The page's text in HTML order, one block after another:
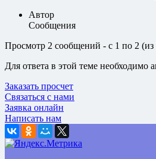
Автор
Сообщения
Просмотр 2 сообщений - с 1 по 2 (из
Для ответа в этой теме необходимо
Заказать просчет
Связаться с нами
Заявка онлайн
Написать нам